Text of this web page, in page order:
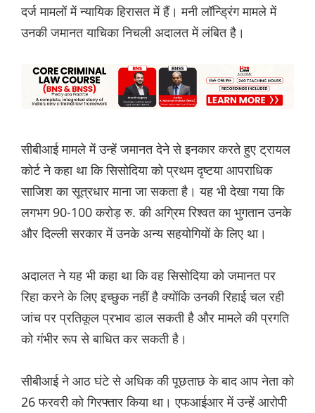
दर्ज मामलों में न्यायिक हिरासत में हैं। मनी लॉन्ड्रिंग मामले में
उनकी जमानत याचिका निचली अदालत में लंबित है।
सीबीआई मामले में उन्हें जमानत देने से इनकार करते हुए ट्रायल
कोर्ट ने कहा था कि सिसोदिया को प्रथम दृष्टया आपराधिक
साजिश का सूत्रधार माना जा सकता है। यह भी देखा गया कि
लगभग 90-100 करोड़ रु. की अग्रिम रिश्वत का भुगतान उनके
और दिल्ली सरकार में उनके अन्य सहयोगियों के लिए था।
अदालत ने यह भी कहा था कि वह सिसोदिया को जमानत पर
रिहा करने के लिए इच्छुक नहीं है क्योंकि उनकी रिहाई चल रही
जांच पर प्रतिकूल प्रभाव डाल सकती है और मामले की प्रगति
को गंभीर रूप से बाधित कर सकती है।
सीबीआई ने आठ घंटे से अधिक की पूछताछ के बाद आप नेता को
26 फरवरी को गिरफ्तार किया था। एफआईआर में उन्हें आरोपी